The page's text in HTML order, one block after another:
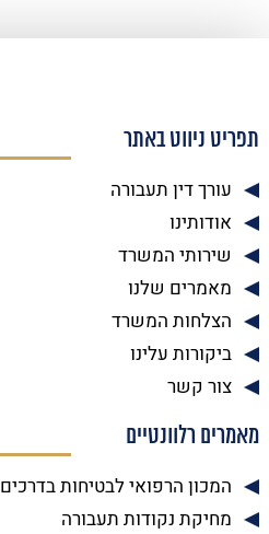
תפריט ניווט באתר
עורך דין תעבורה
אודותינו
שירותי המשרד
מאמרים שלנו
הצלחות המשרד
ביקורות עלינו
צור קשר
מאמרים רלוונטיים
המכון הרפואי לבטיחות בדרכים
מחיקת נקודות תעבורה